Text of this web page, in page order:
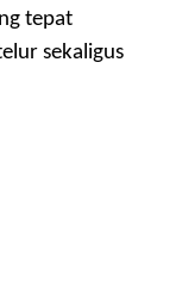
tepat
sekaligus